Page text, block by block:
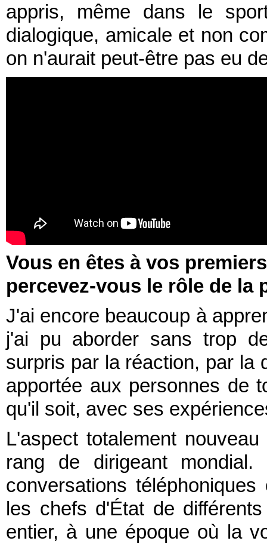
appris, même dans le
dialogique, amicale et non
on n'aurait peut-être pas eu
Vous en êtes à vos
percevez-vous le rôle de la
J'ai encore beaucoup à
j'ai pu aborder sans trop
surpris par la réaction, par la
apportée aux personnes de
qu'il soit, avec ses
L'aspect totalement
rang de dirigeant
conversations
les chefs d'État de
entier, à une époque où la